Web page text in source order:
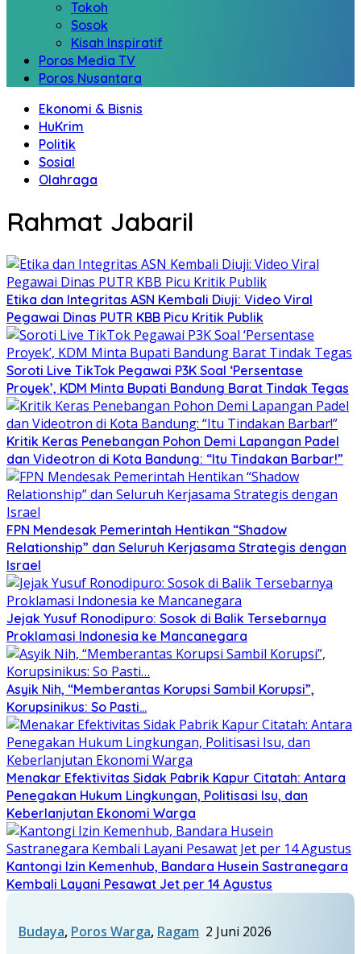
Tokoh
Sosok
Kisah Inspiratif
Poros Media TV
Poros Nusantara
Ekonomi & Bisnis
HuKrim
Politik
Sosial
Olahraga
Rahmat Jabaril
Etika dan Integritas ASN Kembali Diuji: Video Viral
Pegawai Dinas PUTR KBB Picu Kritik Publik
Soroti Live TikTok Pegawai P3K Soal ‘Persentase
Proyek’, KDM Minta Bupati Bandung Barat Tindak Tegas
Kritik Keras Penebangan Pohon Demi Lapangan Padel
dan Videotron di Kota Bandung: “Itu Tindakan Barbar!”
FPN Mendesak Pemerintah Hentikan “Shadow
Relationship” dan Seluruh Kerjasama Strategis dengan
Israel
Jejak Yusuf Ronodipuro: Sosok di Balik Tersebarnya
Proklamasi Indonesia ke Mancanegara
Asyik Nih, “Memberantas Korupsi Sambil Korupsi”,
Korupsinikus: So Pasti…
Menakar Efektivitas Sidak Pabrik Kapur Citatah: Antara
Penegakan Hukum Lingkungan, Politisasi Isu, dan
Keberlanjutan Ekonomi Warga
Kantongi Izin Kemenhub, Bandara Husein Sastranegara
Kembali Layani Pesawat Jet per 14 Agustus
Budaya, Poros Warga, Ragam 2 Juni 2026